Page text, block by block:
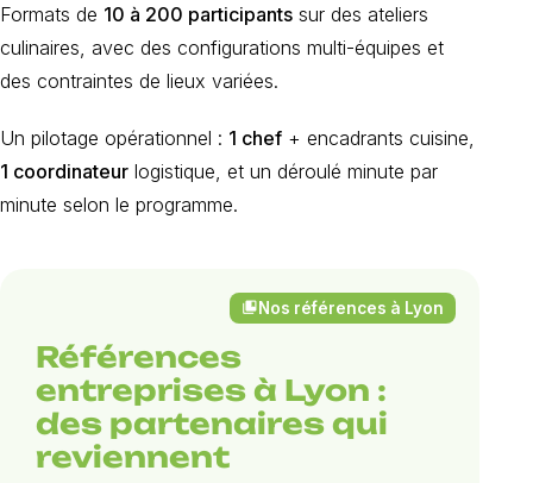
Formats de 10 à 200 participants sur des ateliers
culinaires, avec des configurations multi-équipes et
des contraintes de lieux variées.
Un pilotage opérationnel : 1 chef + encadrants cuisine,
1 coordinateur logistique, et un déroulé minute par
minute selon le programme.
Références
entreprises à Lyon :
des partenaires qui
reviennent
collections_bookmark Nos références à Lyon